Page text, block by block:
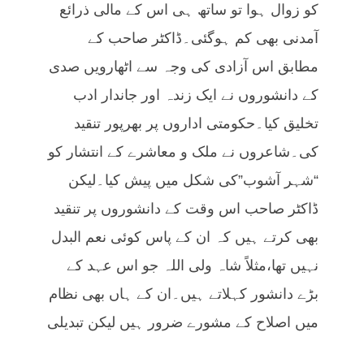
کو زوال ہوا تو ساتھ ہی اس کے مالی ذرائع
آمدنی بھی کم ہوگئی۔ڈاکٹر صاحب کے
مطابق اس آزادی کی وجہ سے اٹھارویں صدی
کے دانشوروں نے ایک زندہ اور جاندار ادب
تخلیق کیا۔حکومتی اداروں پر بھرپور تنقید
کی۔شاعروں نے ملک و معاشرے کے انتشار کو
“شہر آشوب”کی شکل میں پیش کیا۔لیکن
ڈاکٹر صاحب اس وقت کے دانشوروں پر تنقید
بھی کرتے ہیں کہ ان کے پاس کوئی نعم البدل
نہیں تھا،مثلاً شاہ ولی اللہ جو اس عہد کے
بڑے دانشور کہلاتے ہیں۔ان کے ہاں بھی نظام
میں اصلاح کے مشورے ضرور ہیں لیکن تبدیلی